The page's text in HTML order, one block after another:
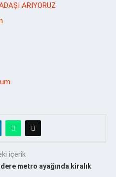
ARIYORUZ
içerik
metro ayağında kiralık